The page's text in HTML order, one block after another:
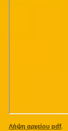
Λήψη αρχείου pdf.